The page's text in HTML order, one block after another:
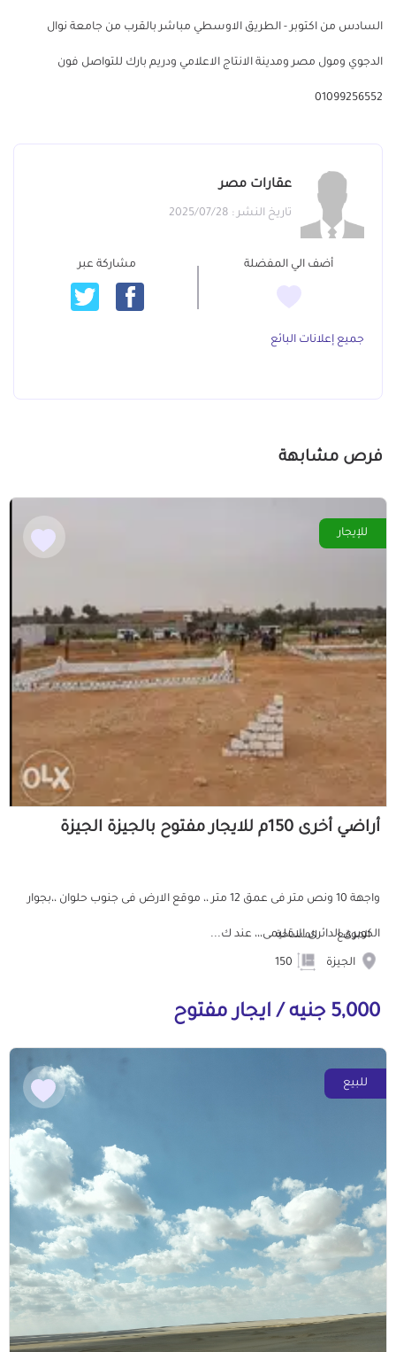
السادس من اكتوبر - الطريق الاوسطي مباشر بالقرب من جامعة نوال
الدجوي ومول مصر ومدينة الانتاج الاعلامي ودريم بارك للتواصل فون
01099256552
عقارات مصر
تاريخ النشر : 2025/07/28
أضف الي المفضلة مشاركة عبر
جميع إعلانات البائع
فرص مشابهة
للإيجار
أراضي أخرى 150م للايجار مفتوح بالجيزة الجيزة
واجهة 10 ونص متر فى عمق 12 متر ،، موقع الارض فى جنوب حلوان ،،بجوار
الكوبرى الدائرى الاقليمى،،، عند ك...
الموقع
الجيزة
المساحة
5,000 جنيه / ايجار مفتوح
للبيع